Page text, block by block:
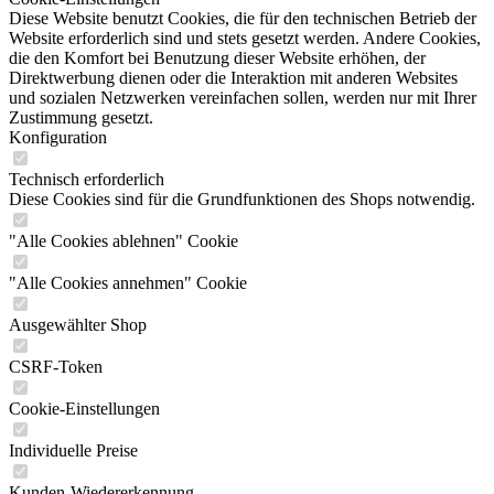
Diese Website benutzt Cookies, die für den technischen Betrieb der
Website erforderlich sind und stets gesetzt werden. Andere Cookies,
die den Komfort bei Benutzung dieser Website erhöhen, der
Direktwerbung dienen oder die Interaktion mit anderen Websites
und sozialen Netzwerken vereinfachen sollen, werden nur mit Ihrer
Zustimmung gesetzt.
Konfiguration
Technisch erforderlich
Diese Cookies sind für die Grundfunktionen des Shops notwendig.
"Alle Cookies ablehnen" Cookie
"Alle Cookies annehmen" Cookie
Ausgewählter Shop
CSRF-Token
Cookie-Einstellungen
Individuelle Preise